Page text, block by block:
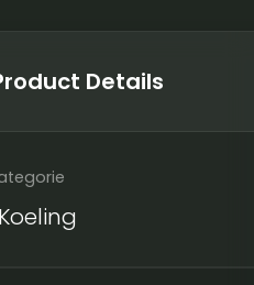
Details
Koeling